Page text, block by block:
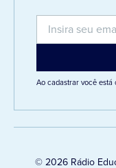
Ao cadastrar você
© 2026 Rádio